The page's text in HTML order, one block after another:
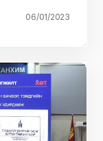
06/01/2023